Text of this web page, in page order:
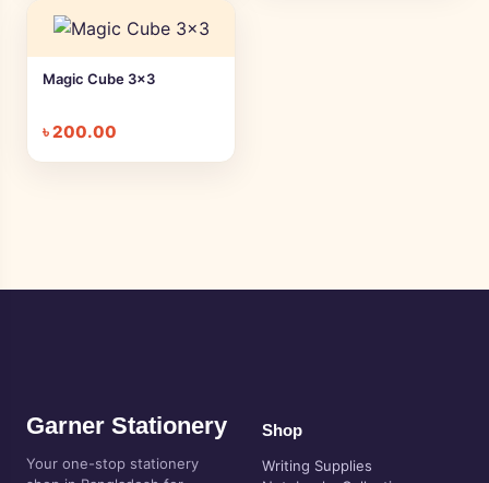
Magic Cube 3x3
৳200.00
Garner Stationery
Your one-stop stationery
Shop
Writing Supplies